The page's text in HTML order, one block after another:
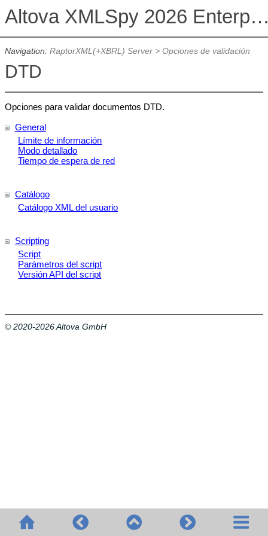
Altova XMLSpy 2026
Navigation: RaptorXML(+XBRL) Server> Opciones de validación
DTD
Opciones para validar documentos DTD.
General
Límite de información
Modo detallado
Tiempo de espera de red
Catálogo
Catálogo XML del usuario
Scripting
Script
Parámetros del script
Versión API del script
© 2020-2026 Altova GmbH